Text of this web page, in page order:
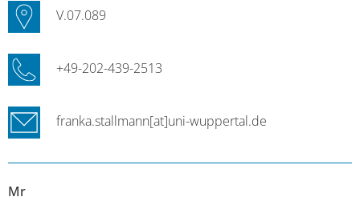
V.07.089
+49-202-439-2513
franka.stallmann[at]uni-wuppertal.de
Mr